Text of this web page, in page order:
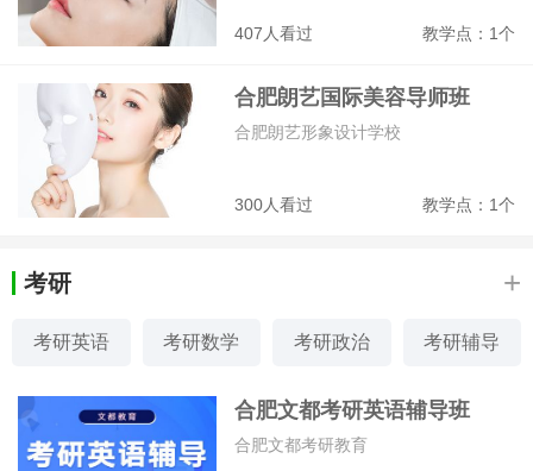
407人看过 教学点：1个
合肥朗艺国际美容导师班
300人看过 教学点：1个
合肥朗艺形象设计学校
考研 +
考研英语 考研数学 考研政治 考研辅导
合肥文都考研英语辅导班
合肥文都考研教育